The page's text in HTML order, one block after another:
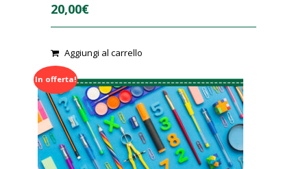
20,00€
0
o
o
5
Aggiungi al carrello
In offerta!